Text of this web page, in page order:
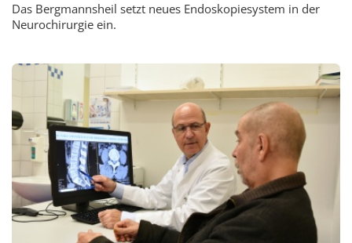
Das Bergmannsheil setzt neues Endoskopiesystem in der
Neurochirurgie ein.